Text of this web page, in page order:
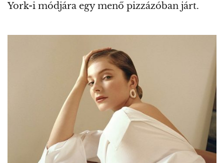
York-i módjára egy menő pizzázóban járt.